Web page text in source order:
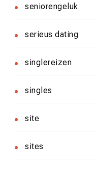
seniorengeluk
serieus dating
singlereizen
singles
site
sites